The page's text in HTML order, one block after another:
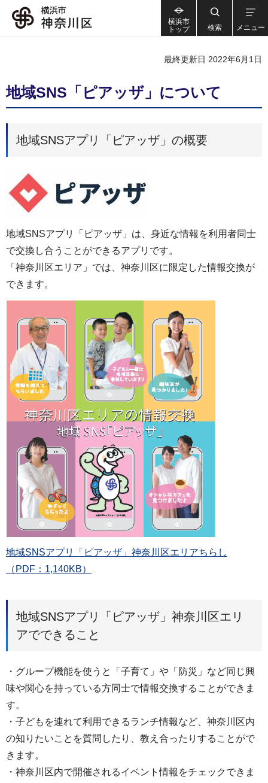
横浜市
トップ
検索 メニュー
最終更新日 2022年6月1日
地域SNS「ピアッザ」について
地域SNSアプリ「ピアッザ」の概要
地域SNSアプリ「ピアッザ」は、身近な情報を利用者同士
で交換し合うことができるアプリです。
「神奈川区エリア」では、神奈川区に限定した情報交換が
できます。
地域SNSアプリ「ピアッザ」神奈川区エリアちらし
（PDF：1,140KB）
地域SNSアプリ「ピアッザ」神奈川区エリ
アでできること
・グループ機能を使うと「子育て」や「防災」など同じ興
味や関心を持っている方同士で情報交換することができま
す。
・子どもを連れて利用できるランチ情報など、神奈川区内
の知りたいことを質問したり、教え合ったりすることがで
きます。
・神奈川区内で開催されるイベント情報をチェックできま